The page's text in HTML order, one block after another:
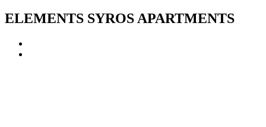
ELEMENTS SYROS APARTMENTS